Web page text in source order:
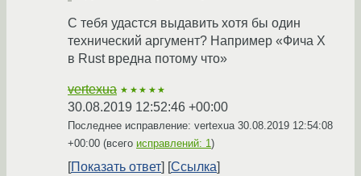
С тебя удастся выдавить хотя бы один
технический аргумент? Например «Фича X
в Rust вредна потому что»
vertexua ★★★★★
30.08.2019 12:52:46 +00:00
Последнее исправление: vertexua 30.08.2019 12:54:08
+00:00 (всего исправлений: 1)
Показать ответ Ссылка